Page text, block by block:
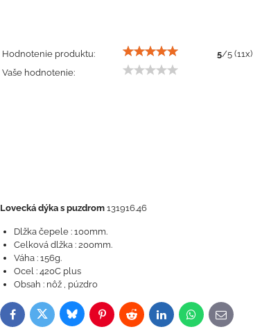
Hodnotenie produktu: 5/5 (11x)
Vaše hodnotenie:
Lovecká dýka s puzdrom 131916.46
Dlžka čepele : 100mm.
Celková dlžka : 200mm.
Váha : 156g.
Ocel : 420C plus
Obsah : nôž , púzdro
FacebookTwitterBlueskyPinterestReddit LinkedInWhatsApp
E-
mail